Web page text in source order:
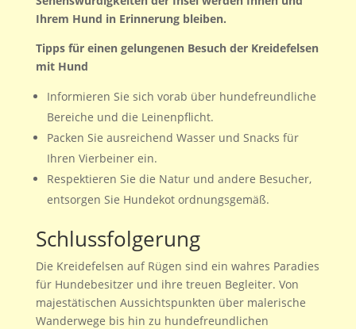
Ihrem Hund in Erinnerung bleiben.
Tipps für einen gelungenen Besuch der Kreidefelsen
mit Hund
Informieren Sie sich vorab über hundefreundliche
Bereiche und die Leinenpflicht.
Packen Sie ausreichend Wasser und Snacks für
Ihren Vierbeiner ein.
Respektieren Sie die Natur und andere Besucher,
entsorgen Sie Hundekot ordnungsgemäß.
Schlussfolgerung
Die Kreidefelsen auf Rügen sind ein wahres Paradies
für Hundebesitzer und ihre treuen Begleiter. Von
majestätischen Aussichtspunkten über malerische
Wanderwege bis hin zu hundefreundlichen